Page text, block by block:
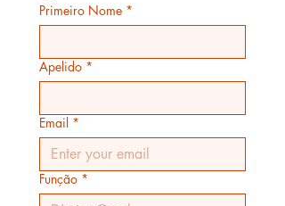
Primeiro Nome *
Apelido *
Email *
Função *